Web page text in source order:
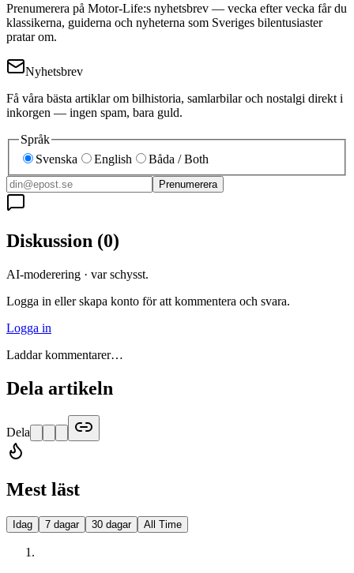
Prenumerera på Motor-Life:s nyhetsbrev — vecka efter vecka får du
klassikerna, guiderna och nyheterna som Sveriges bilentusiaster
pratar om.
Nyhetsbrev
Få våra bästa artiklar om bilhistoria, samlarbilar och nostalgi direkt i
inkorgen — ingen spam, bara guld.
Språk
Svenska
English Båda / Both
Prenumerera
Diskussion (0)
AI-moderering · var schysst.
Logga in eller skapa konto för att kommentera och svara.
Logga in
Laddar kommentarer…
Dela artikeln
Dela
Mest läst
Idag 7 dagar 30 dagar All Time